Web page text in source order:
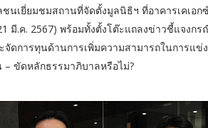
เยี่ยมชมสถานที่จัดตั้งมูลนิธิฯ ที่อาคารเคเอก
มี.ค. 2567) พร้อมทั้งตั้งโต๊ะแถลงข่าวชี้แจงก
ดการทุนด้านการเพิ่มความสามารถในการแข่
ขัดหลักธรรมาภิบาลหรือไม่?